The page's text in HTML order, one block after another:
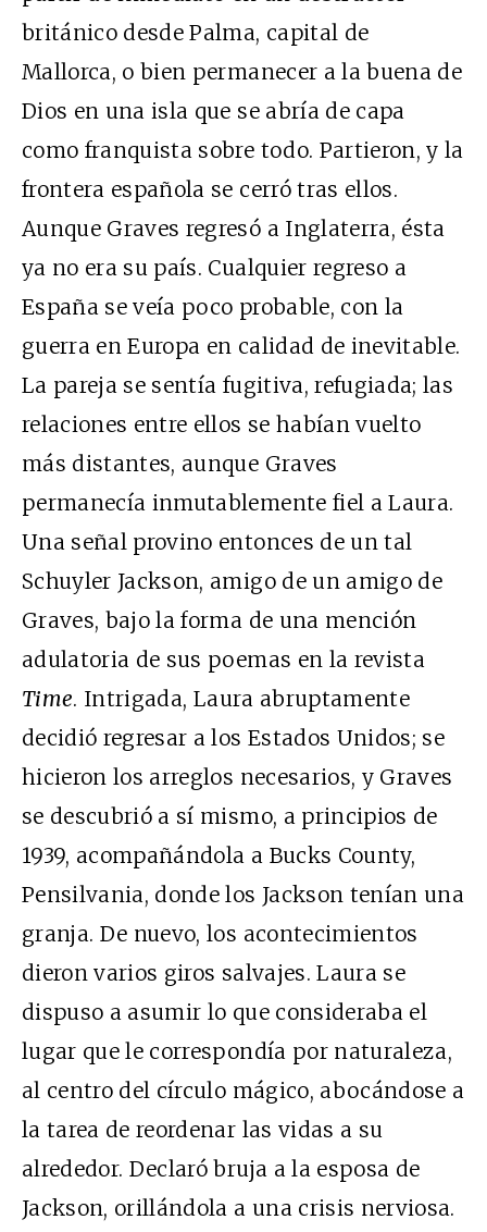
británico desde Palma, capital de
Mallorca, o bien permanecer a la buena de
Dios en una isla que se abría de capa
como franquista sobre todo. Partieron, y la
frontera española se cerró tras ellos.
Aunque Graves regresó a Inglaterra, ésta
ya no era su país. Cualquier regreso a
España se veía poco probable, con la
guerra en Europa en calidad de inevitable.
La pareja se sentía fugitiva, refugiada; las
relaciones entre ellos se habían vuelto
más distantes, aunque Graves
permanecía inmutablemente fiel a Laura.
Una señal provino entonces de un tal
Schuyler Jackson, amigo de un amigo de
Graves, bajo la forma de una mención
adulatoria de sus poemas en la revista
Time. Intrigada, Laura abruptamente
decidió regresar a los Estados Unidos; se
hicieron los arreglos necesarios, y Graves
se descubrió a sí mismo, a principios de
1939, acompañándola a Bucks County,
Pensilvania, donde los Jackson tenían una
granja. De nuevo, los acontecimientos
dieron varios giros salvajes. Laura se
dispuso a asumir lo que consideraba el
lugar que le correspondía por naturaleza,
al centro del círculo mágico, abocándose a
la tarea de reordenar las vidas a su
alrededor. Declaró bruja a la esposa de
Jackson, orillándola a una crisis nerviosa.